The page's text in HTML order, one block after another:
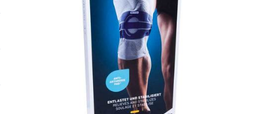
Körperpflege & Kosmetik